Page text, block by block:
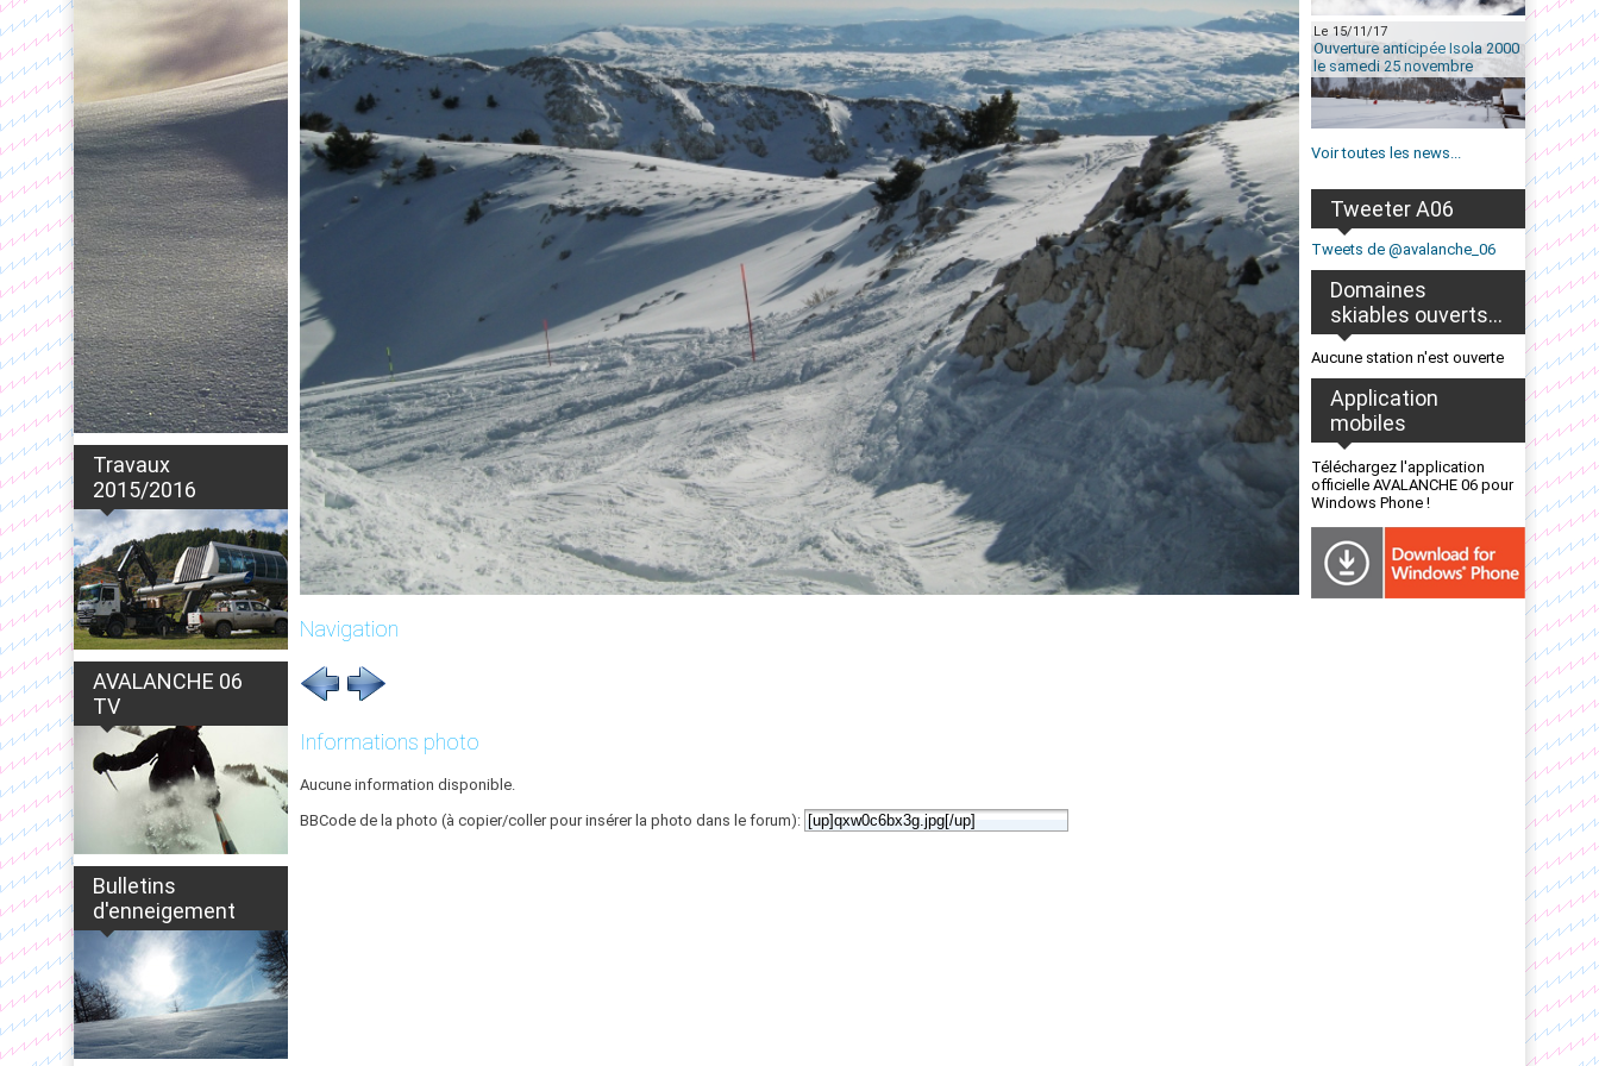
Travaux
2015/2016
AVALANCHE 06
TV
Bulletins
d'enneigement
Navigation
Informations photo
Aucune information disponible.
BBCode de la photo (à copier/coller pour insérer la photo dans le forum):
Le 15/11/17
Ouverture anticipée Isola 2000
le samedi 25 novembre
Voir toutes les news...
Tweeter A06
Tweets de @avalanche_06
Domaines
skiables ouverts...
Aucune station n'est ouverte
Application
mobiles
Téléchargez l'application
officielle AVALANCHE 06 pour
Windows Phone !